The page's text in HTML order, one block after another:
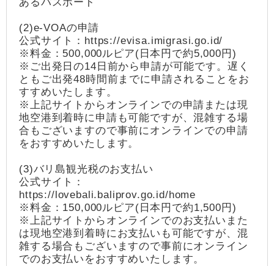
(2)e-VOAの申請
公式サイト：https://evisa.imigrasi.go.id/
※料金：500,000ルピア(日本円で約5,000円)
※ご出発日の14日前から申請が可能です。遅く
ともご出発48時間前までに申請されることをお
すすめいたします。
※上記サイトからオンラインでの申請または現
地空港到着時に申請も可能ですが、混雑する場
合もございますので事前にオンラインでの申請
をおすすめいたします。
(3)バリ島観光税のお支払い
公式サイト：
https://lovebali.baliprov.go.id/home
※料金：150,000ルピア(日本円で約1,500円)
※上記サイトからオンラインでのお支払いまた
は現地空港到着時にお支払いも可能ですが、混
雑する場合もございますので事前にオンライン
でのお支払いをおすすめいたします。